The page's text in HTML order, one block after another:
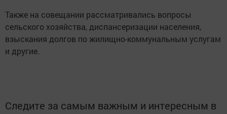
Также на совещании рассматривались вопросы
сельского хозяйства, диспансеризации населения,
взыскания долгов по жилищно-коммунальным услугам
и другие.
Следите за самым важным и интересным в